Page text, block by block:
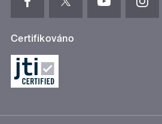
Certifikováno